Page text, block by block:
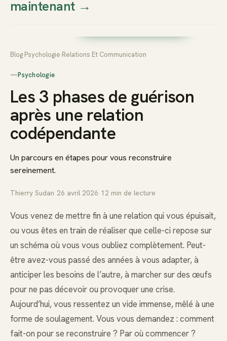
Thierry
Prendre rendez-vous dès
maintenant→
Blog Psychologie Relations Et Communication
—Psychologie
Les 3 phases de guérison
après une relation
codépendante
Un parcours en étapes pour vous reconstruire
sereinement.
Thierry Sudan 26 avril 2026 12 min de lecture
Vous venez de mettre fin à une relation qui vous épuisait,
ou vous êtes en train de réaliser que celle-ci repose sur
un schéma où vous vous oubliez complètement. Peut-
être avez-vous passé des années à vous adapter, à
anticiper les besoins de l’autre, à marcher sur des œufs
pour ne pas décevoir ou provoquer une crise.
Aujourd’hui, vous ressentez un vide immense, mêlé à une
forme de soulagement. Vous vous demandez : comment
fait-on pour se reconstruire ? Par où commencer ?